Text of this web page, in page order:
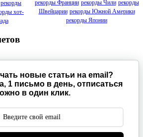
рекорды
хот-
рекорды Франции рекорды Чили рекорды
Швейцарии рекорды Южной Америки
рекорды Японии
новые статьи на email?
1 письмо в день, отписаться
в один клик.